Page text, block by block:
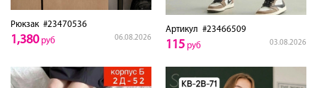
Рюкзак #23470536
06.08.2026
1,380руб
Артикул #23466509
03.08.2026
115 руб